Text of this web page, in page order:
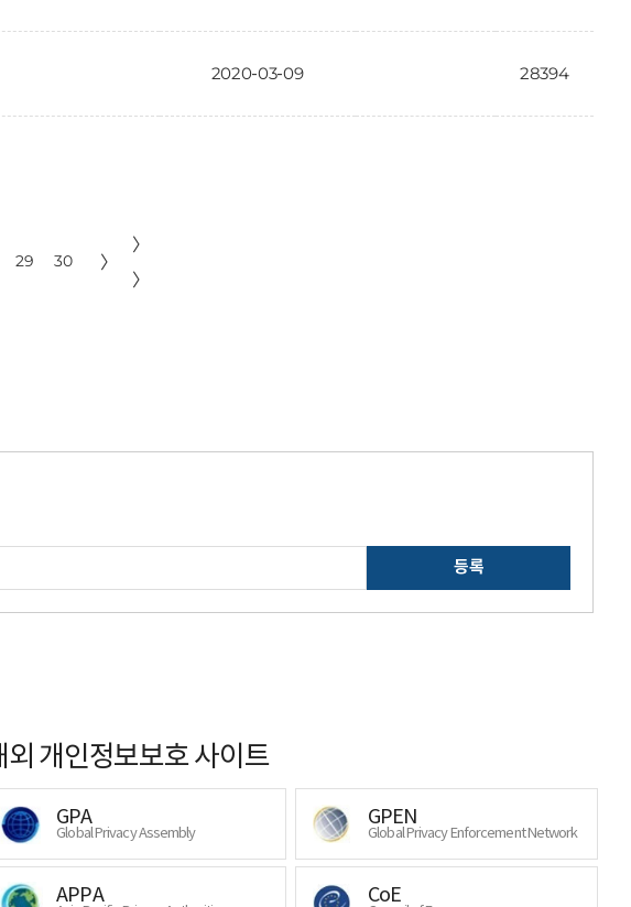
2020-03-09 28394
29 30 〉
〉
〉
등록
외 개인정보보호 사이트
GPA
Global Privacy Assembly
GPEN
Global Privacy Enforcement Network
APPA CoE